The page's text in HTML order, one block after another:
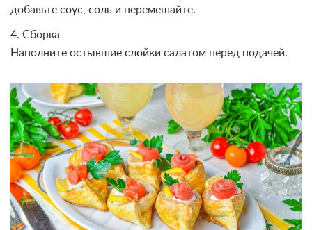
добавьте соус, соль и перемешайте.
4. Сборка
Наполните остывшие слойки салатом перед подачей.